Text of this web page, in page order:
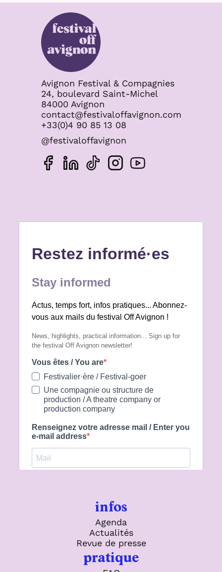
Avignon Festival & Compagnies
24, boulevard Saint-Michel
84000 Avignon
contact@festivaloffavignon.com
+33(0)4 90 85 13 08
@festivaloffavignon
infos
Agenda
Actualités
Revue de presse
pratique